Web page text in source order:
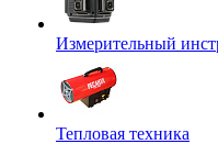
Измерительный
Тепловая техника